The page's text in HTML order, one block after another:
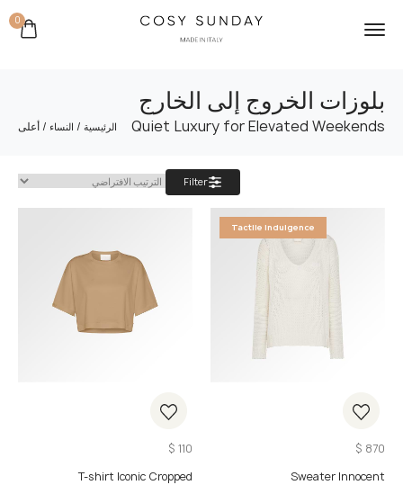
0
بلوزات الخروج إلى الخارج
Quiet Luxury for Elevated Weekends الرئيسية / النساء / أعلى
Filter
Tactile Indulgence
$ 870
Sweater Innocent
$ 110
T-shirt Iconic Cropped